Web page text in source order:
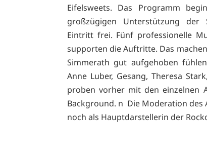
Eifelsweets. Das Programm
großzügigen Unterstützung der
Eintritt frei. Fünf professionelle
supporten die Auftritte. Das
Simmerath gut aufgehoben
Anne Luber, Gesang, Theresa
proben vorher mit den einzelnen
Background. n Die Moderation des
noch als Hauptdarstellerin der